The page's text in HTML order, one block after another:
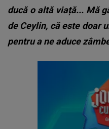
ducă o altă viață... Mă
de Ceylin, că este doar
pentru a ne aduce